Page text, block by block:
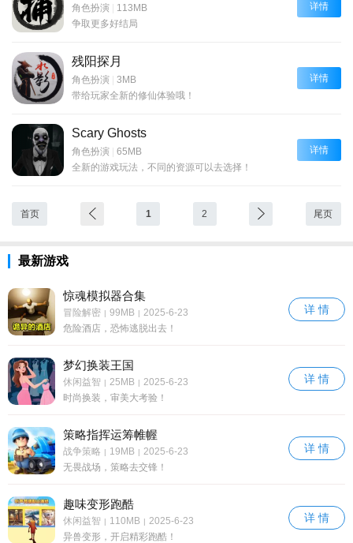
角色扮演
113MB
争取更多好结局
详情
残阳探月
角色扮演
3MB
带给玩家全新的修仙体验哦！
详情
Scary Ghosts
角色扮演
65MB
全新的游戏玩法，不同的资源可以去选择！
详情
首页 1 2 尾页
最新游戏
惊魂模拟器合集
冒险解密 | 99MB | 2025-6-23
危险酒店，恐怖逃脱出去！
详 情
梦幻换装王国
休闲益智 | 25MB | 2025-6-23
时尚换装，审美大考验！
详 情
策略指挥运筹帷幄
战争策略 | 19MB | 2025-6-23
无畏战场，策略去交锋！
详 情
趣味变形跑酷
休闲益智 | 110MB | 2025-6-23
异兽变形，开启精彩跑酷！
详 情